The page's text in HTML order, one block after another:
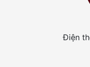
Điện